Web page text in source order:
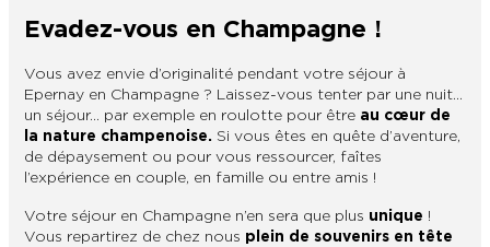
JE SUIS...
LES 47 COMMUNES DE L’AGGLO
D’EPERNAY
ESCAPADES EN CHAMPAGNE
AUTOUR D’EPERNAY
SORTIR
VOYAGER AVEC SON CHIEN
Evadez-vous en Champagne !
Vous avez envie d’originalité pendant votre séjour à
Epernay en Champagne ? Laissez-vous tenter par une nuit…
un séjour… par exemple en roulotte pour être au cœur de
la nature champenoise. Si vous êtes en quête d’aventure,
de dépaysement ou pour vous ressourcer, faîtes
l’expérience en couple, en famille ou entre amis !
Votre séjour en Champagne n’en sera que plus unique !
Vous repartirez de chez nous plein de souvenirs en tête